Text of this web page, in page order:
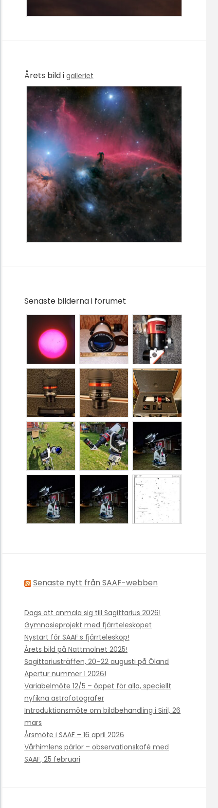
Årets bild i galleriet
Senaste bilderna i forumet
Senaste nytt från SAAF-webben
Dags att anmäla sig till Sagittarius 2026!
Gymnasieprojekt med fjärrteleskopet
Nystart för SAAF:s fjärrteleskop!
Årets bild på Nattmolnet 2025!
Sagittariusträffen, 20–22 augusti på Öland
Apertur nummer 1 2026!
Variabelmöte 12/5 – öppet för alla, speciellt
nyfikna astrofotografer
Introduktionsmöte om bildbehandling i Siril, 26
mars
Årsmöte i SAAF – 16 april 2026
Vårhimlens pärlor – observationskafé med
SAAF, 25 februari